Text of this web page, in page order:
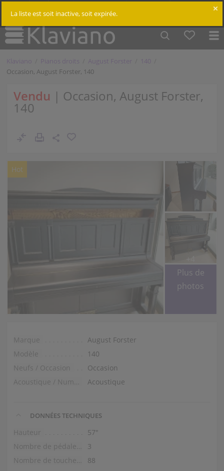
$
La liste est soit inactive, soit expirée.
Klaviano Pianos droits August Forster
140
Occasion, August Forster, 140
Vendu | Occasion, August Forster,
140
Hot
Plus de
photos
Marque
August Forster
Modèle
140
Neufs / Occasion
Occasion
Acoustique
DONNÉES TECHNIQUES
Hauteur
57″
3
88